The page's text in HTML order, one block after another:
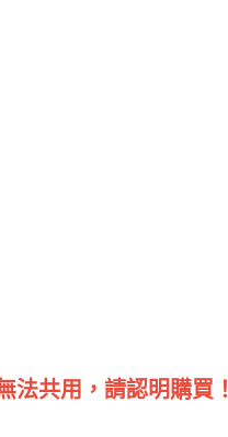
法共用，請認明購買！